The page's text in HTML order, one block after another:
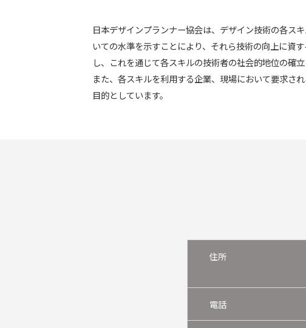
日本デザインプランナー協会は、デザイン技術の各ス
いての水準を示すことにより、それら技術の向上に資
し、これを通じて各スキルの技術者の社会的地位の確
また、各スキルを利用する企業、現場において要求さ
目的としています。
住所
電話